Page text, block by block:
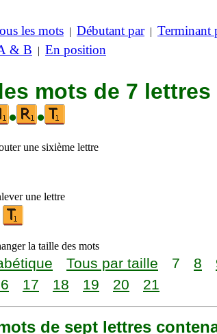
les mots | Débutant par| Terminant
& B | En position
mots de 7
• •
une sixième lettre
une lettre
la taille des mots
Tous par taille 7 8
17 18 19 20 21
de sept lettres